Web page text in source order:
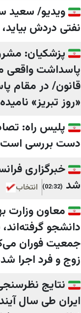
ویدیو/ سعید
نفتی دردش
پزشکیان:
پاسداشت واقعی
«روز تبریز»
دست بررسی است
خبرگزاری
شد (02:32) انتخاب
معاون وزارت
دانشجو
جمعیت فوران
زوج و فرد اجرا